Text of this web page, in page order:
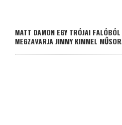
MATT DAMON EGY TRÓJAI
MEGZAVARJA JIMMY KIMMEL